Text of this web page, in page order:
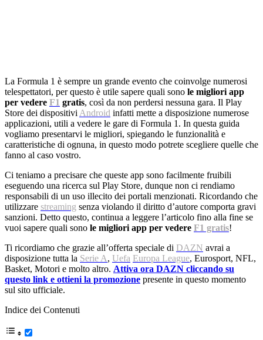
La Formula 1 è sempre un grande evento che coinvolge numerosi
telespettatori, per questo è utile sapere quali sono le migliori app
per vedere F1 gratis, così da non perdersi nessuna gara. Il Play
Store dei dispositivi Android infatti mette a disposizione numerose
applicazioni, utili a vedere le gare di Formula 1. In questa guida
vogliamo presentarvi le migliori, spiegando le funzionalità e
caratteristiche di ognuna, in questo modo potrete scegliere quelle che
fanno al caso vostro.
Ci teniamo a precisare che queste app sono facilmente fruibili
eseguendo una ricerca sul Play Store, dunque non ci rendiamo
responsabili di un uso illecito dei portali menzionati. Ricordando che
utilizzare streaming senza violando il diritto d’autore comporta gravi
sanzioni. Detto questo, continua a leggere l’articolo fino alla fine se
vuoi sapere quali sono le migliori app per vedere F1 gratis!
Ti ricordiamo che grazie all’offerta speciale di DAZN avrai a
disposizione tutta la Serie A, Uefa Europa League, Eurosport, NFL,
Basket, Motori e molto altro. Attiva ora DAZN cliccando su
questo link e ottieni la promozione presente in questo momento
sul sito ufficiale.
Indice dei Contenuti